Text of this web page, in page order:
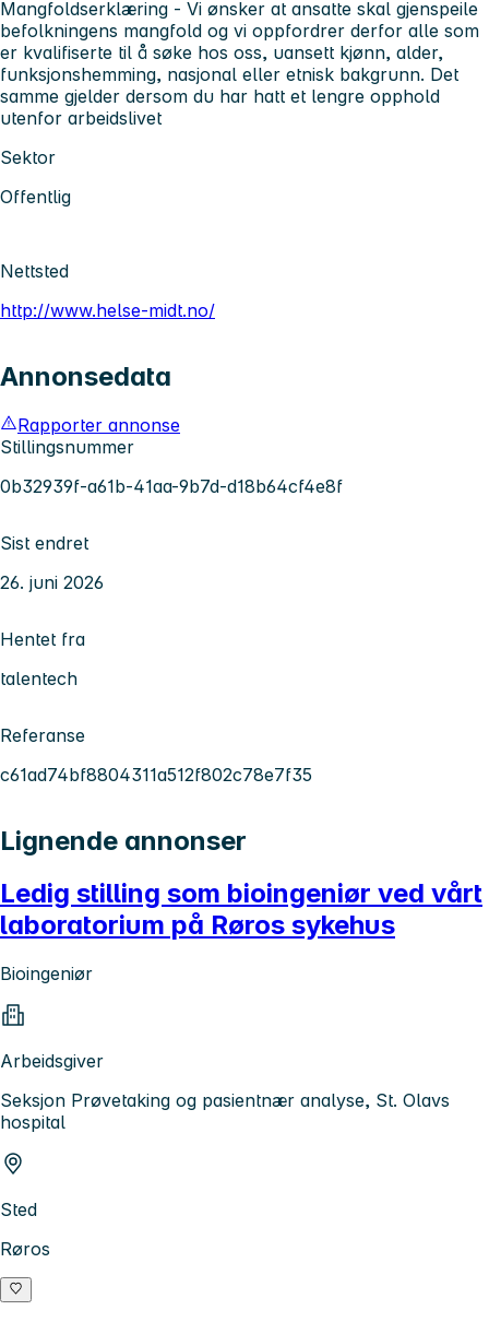
Mangfoldserklæring - Vi ønsker at ansatte skal gjenspeile
befolkningens mangfold og vi oppfordrer derfor alle som
er kvalifiserte til å søke hos oss, uansett kjønn, alder,
funksjonshemming, nasjonal eller etnisk bakgrunn. Det
samme gjelder dersom du har hatt et lengre opphold
utenfor arbeidslivet
Sektor
Offentlig
Nettsted
http://www.helse-midt.no/
Annonsedata
Rapporter annonse
Stillingsnummer
0b32939f-a61b-41aa-9b7d-d18b64cf4e8f
Sist endret
26. juni 2026
Hentet fra
talentech
Referanse
c61ad74bf8804311a512f802c78e7f35
Lignende annonser
Ledig stilling som bioingeniør ved vårt
laboratorium på Røros sykehus
Bioingeniør
Arbeidsgiver
Seksjon Prøvetaking og pasientnær analyse, St. Olavs
hospital
Sted
Røros